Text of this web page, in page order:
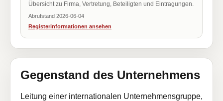
Übersicht zu Firma, Vertretung, Beteiligten und Eintragungen.
Abrufstand 2026-06-04
Registerinformationen ansehen
Gegenstand des Unternehmens
Leitung einer internationalen Unternehmensgruppe,